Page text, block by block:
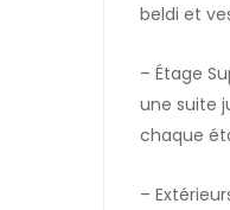
beldi et
– Étage
une suite
chaque
–